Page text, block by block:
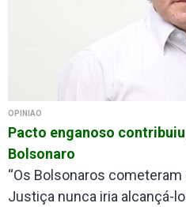
OPINIÃO
Pacto enganoso
Bolsonaro
“Os Bolsonaros cometeram
Justiça nunca iria alcançá-